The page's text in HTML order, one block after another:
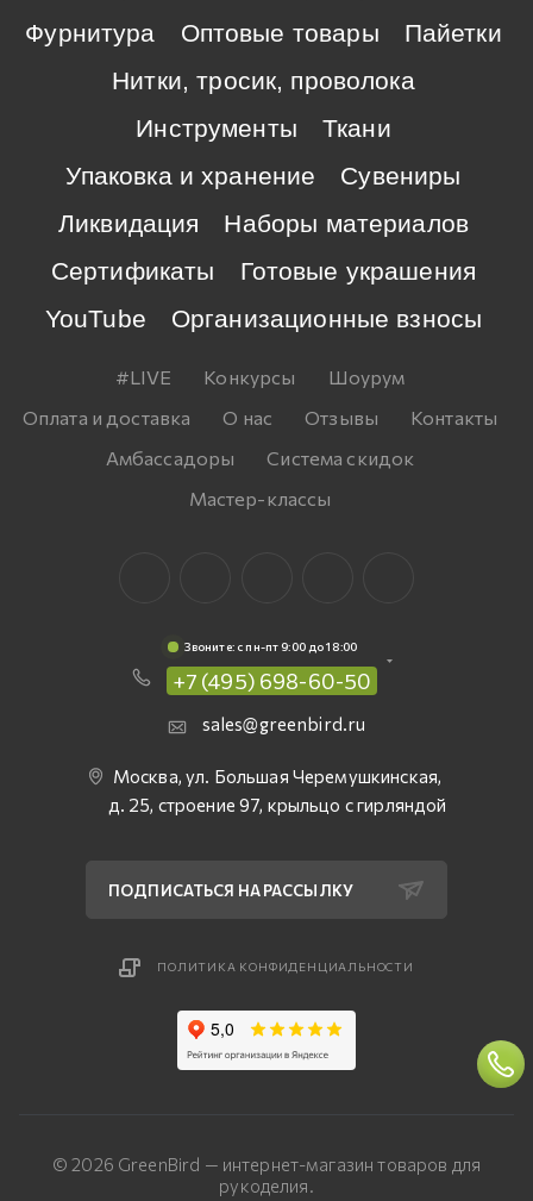
Фурнитура
Оптовые товары
Пайетки
Нитки, тросик, проволока
Инструменты
Ткани
Упаковка и хранение
Сувениры
Ликвидация
Наборы материалов
Сертификаты
Готовые украшения
YouTube
Организационные взносы
#LIVE Конкурсы
Шоурум
Оплата и доставка
О нас Отзывы
Контакты
Амбассадоры
Система скидок
Мастер-классы
Звоните: c пн-пт 9:00 до 18:00
+7 (495) 698-60-50
sales@greenbird.ru
Москва, ул. Большая Черемушкинская,
д. 25, строение 97, крыльцо с гирляндой
ПОДПИСАТЬСЯ НА РАССЫЛКУ
ПОЛИТИКА КОНФИДЕНЦИАЛЬНОСТИ
© 2026 GreenBird — интернет-магазин товаров для
рукоделия.